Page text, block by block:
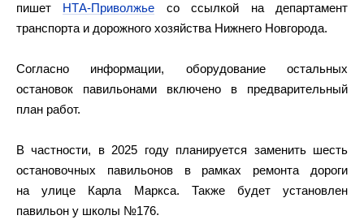
пишет НТА-Приволжье со ссылкой на департамент
транспорта и дорожного хозяйства Нижнего Новгорода.
Согласно информации, оборудование остальных
остановок павильонами включено в предварительный
план работ.
В частности, в 2025 году планируется заменить шесть
остановочных павильонов в рамках ремонта дороги
на улице Карла Маркса. Также будет установлен
павильон у школы №176.